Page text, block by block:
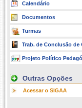
Calendário
Documentos
Turmas
Trab. de Conclusão de
Projeto Político
Outras Opções
Acessar o SIGAA